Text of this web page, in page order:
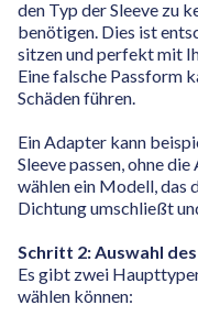
den Typ der Sleeve zu
benötigen. Dies ist
sitzen und perfekt mit
Eine falsche Passform
Schäden führen.
Ein Adapter kann
Sleeve passen, ohne
wählen ein Modell, das
Dichtung umschließt
Schritt 2: Auswahl
Es gibt zwei
wählen können: